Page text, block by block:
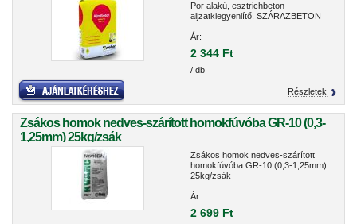
Por alakú, esztrichbeton
aljzatkiegyenlítő. SZÁRAZBETON
Ár:
2 344 Ft
/ db
Részletek
Zsákos homok nedves-szárított homokfúvóba GR-10 (0,3-
1,25mm) 25kg/zsák
Zsákos homok nedves-szárított
homokfúvóba GR-10 (0,3-1,25mm)
25kg/zsák
Ár:
2 699 Ft